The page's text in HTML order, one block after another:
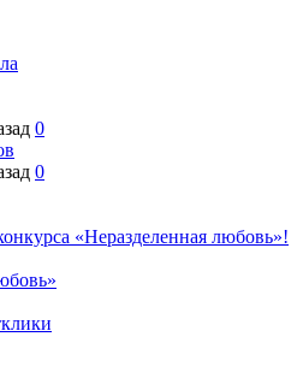
0
0
«Неразделенная любовь»!